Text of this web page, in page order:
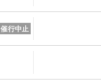
催行中止